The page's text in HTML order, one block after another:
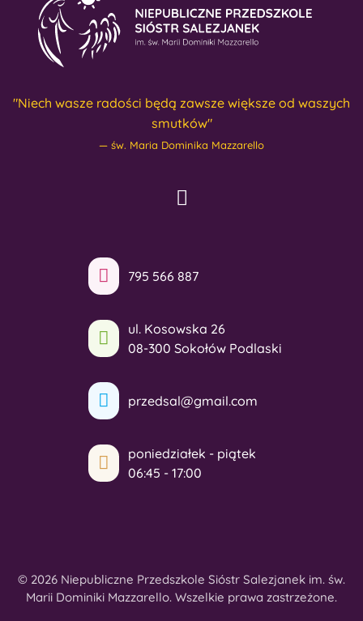
"Niech wasze radości będą zawsze większe od waszych
smutków"
św. Maria Dominika Mazzarello
795 566 887
ul. Kosowska 26
08-300 Sokołów Podlaski
przedsal@gmail.com
poniedziałek - piątek
06:45 - 17:00
© 2026 Niepubliczne Przedszkole Sióstr Salezjanek im. św.
Marii Dominiki Mazzarello. Wszelkie prawa zastrzeżone.